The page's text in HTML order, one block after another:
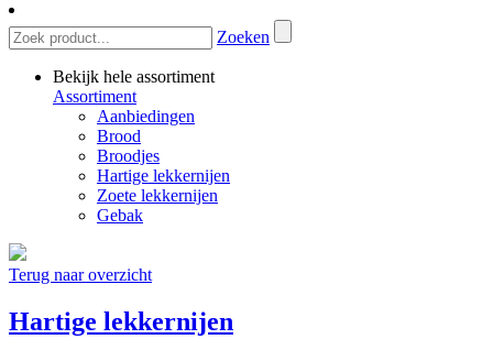
Zoeken
Bekijk hele assortiment
Assortiment
Aanbiedingen
Brood
Broodjes
Hartige lekkernijen
Zoete lekkernijen
Gebak
Terug naar overzicht
Hartige lekkernijen